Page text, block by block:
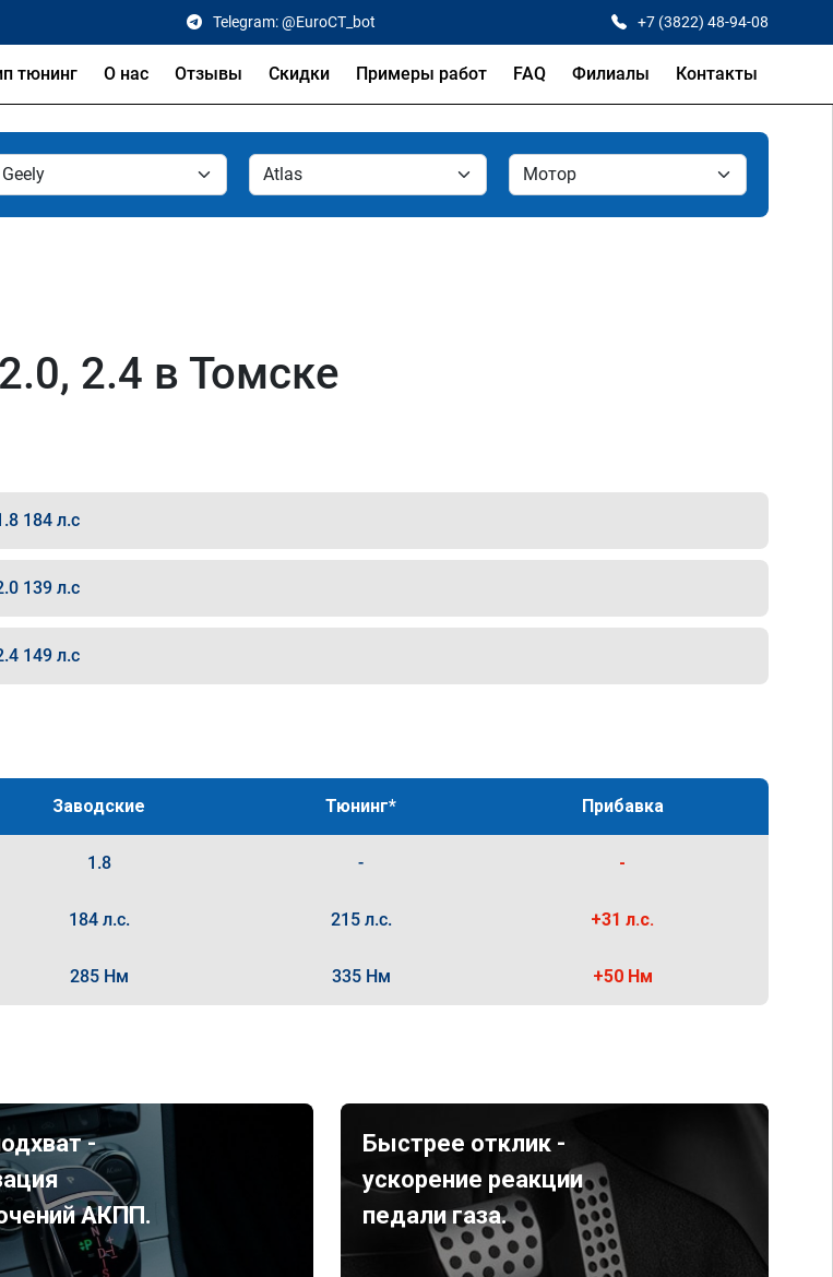
Telegram: @EuroCT_bot +7 (3822) 48-94-08
тюнинг О нас Отзывы Скидки Примеры работ FAQ Филиалы Контакты
2.4 в Томске
184 л.с
139 л.с
149 л.с
Заводские Тюнинг* Прибавка
1.8 - -
184 л.с. 215 л.с. +31 л.с.
285 Нм 335 Нм +50 Нм
-
АКПП.
Быстрее отклик -
ускорение реакции
педали газа.